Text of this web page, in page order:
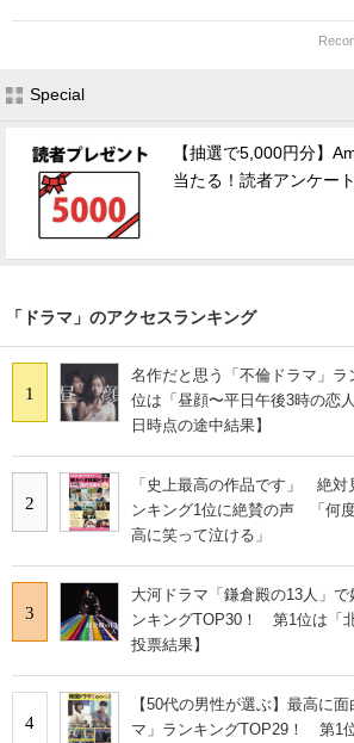
Special
【抽選で5,000円分】
当たる！読者アンケー
「ドラマ」のアクセスランキング
1
名作だと思う「不倫ドラマ」
位は「昼顔〜平日午後3時の恋
日時点の途中結果】
2
「史上最高の作品です」 絶対
ンキング1位に絶賛の声 「何
高に笑って泣ける」
3
大河ドラマ「鎌倉殿の13人」
ンキングTOP30！ 第1位は「
投票結果】
4
【50代の男性が選ぶ】最高に
マ」ランキングTOP29！ 第1